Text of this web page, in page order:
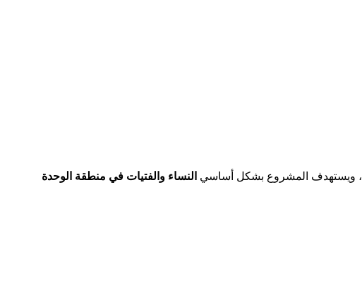
، ويستهدف المشروع بشكل أساسي النساء والفتيات في منطقة الوحدة